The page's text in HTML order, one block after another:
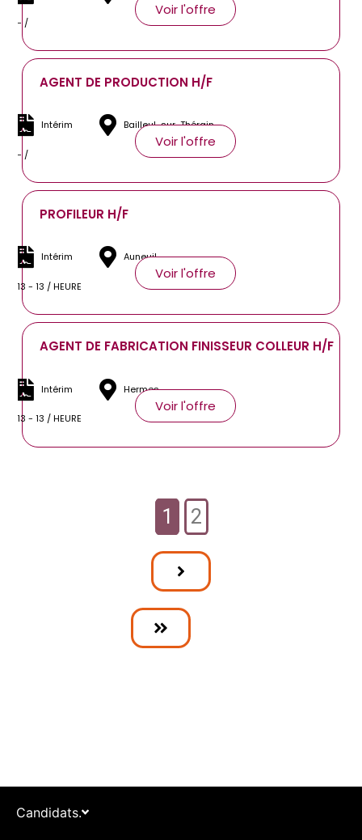
- /
Voir l'offre
AGENT DE PRODUCTION H/F
Intérim Bailleul-sur-Thérain
- /
Voir l'offre
PROFILEUR H/F
Intérim Auneuil
13 - 13 / HEURE
Voir l'offre
AGENT DE FABRICATION FINISSEUR COLLEUR H/F
Intérim Hermes
13 - 13 / HEURE
Voir l'offre
1 2
Candidats.